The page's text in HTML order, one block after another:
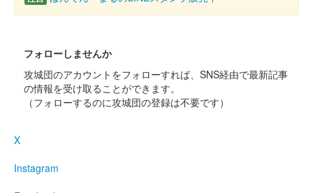
フォローしませんか
攻城団のアカウントをフォローすれば、SNS経由で最新記事
の情報を受け取ることができます。
（フォローするのに攻城団の登録は不要です）
X
Instagram